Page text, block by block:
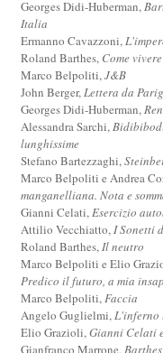
Georges Didi-Huberman,
Italia
Ermanno Cavazzoni,
Roland Barthes, Come
Marco Belpoliti,J&B
John Berger,Lettera da
Georges Didi-Huberman,
Alessandra Sarchi,
lunghissime
Stefano Bartezzaghi,
Marco Belpoliti e Andrea
manganelliana. Nota e
Gianni Celati,Esercizio
Attilio Vecchiatto,I Sonetti
Roland Barthes,Il neutro
Marco Belpoliti e Elio
Predico il futuro, a mia
Marco Belpoliti,Faccia
Angelo Guglielmi,
Elio Grazioli,Gianni Celati
Gianfranco Marrone,